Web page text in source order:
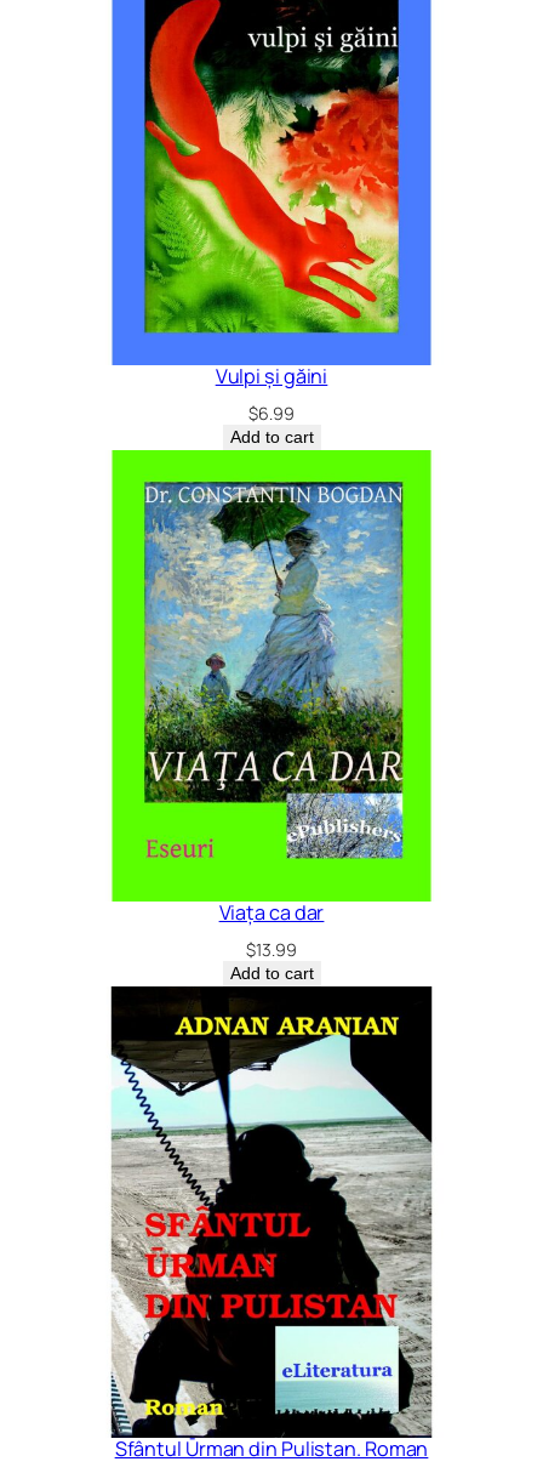
Vulpi și găini
$6.99
Add to cart
Viața ca dar
$13.99
Add to cart
Sfântul Ūrman din Pulistan. Roman